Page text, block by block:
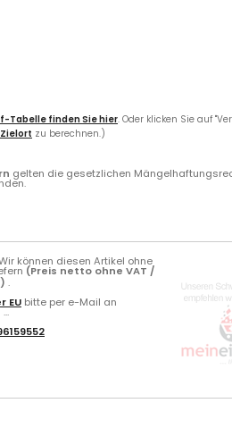
Tabelle finden Sie hier. Oder klicken Sie auf
zu berechnen.)
gelten die gesetzlichen
können diesen Artikel ohne
(Preis netto ohne VAT /
.
EU bitte per e-Mail an